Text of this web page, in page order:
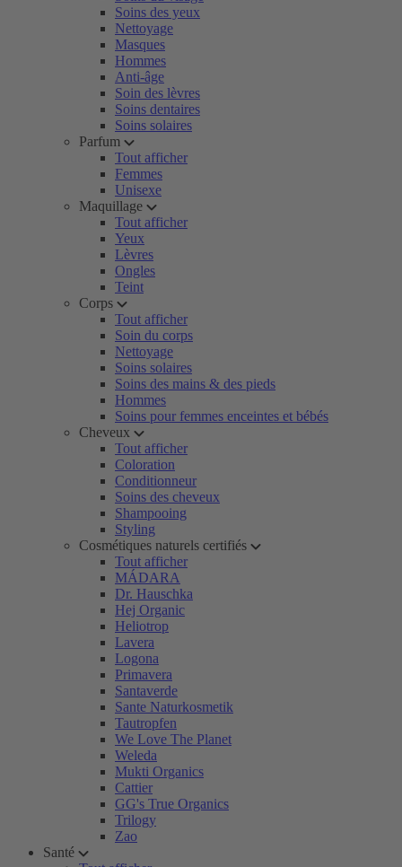
Soins des yeux
Nettoyage
Masques
Hommes
Anti-âge
Soin des lèvres
Soins dentaires
Soins solaires
Parfum
Tout afficher
Femmes
Unisexe
Maquillage
Tout afficher
Yeux
Lèvres
Ongles
Teint
Corps
Tout afficher
Soin du corps
Nettoyage
Soins solaires
Soins des mains & des pieds
Hommes
Soins pour femmes enceintes et bébés
Cheveux
Tout afficher
Coloration
Conditionneur
Soins des cheveux
Shampooing
Styling
Cosmétiques naturels certifiés
Tout afficher
MÁDARA
Dr. Hauschka
Hej Organic
Heliotrop
Lavera
Logona
Primavera
Santaverde
Sante Naturkosmetik
Tautropfen
We Love The Planet
Weleda
Mukti Organics
Cattier
GG's True Organics
Trilogy
Zao
Santé